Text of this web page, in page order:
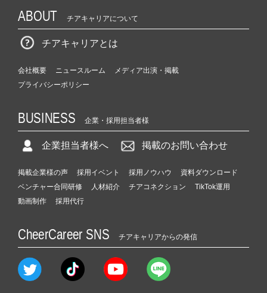
ABOUT チアキャリアについて
チアキャリアとは
会社概要 ニュースルーム
メディア出演・掲載
プライバシーポリシー
BUSINESS 企業・採用担当者様
企業担当者様へ 掲載のお問い合わせ
掲載企業様の声 採用イベント 採用ノウハウ
資料ダウンロード
ベンチャー合同研修
人材紹介 チアコネクション
TikTok運用
動画制作
採用代行
CheerCareer SNS チアキャリアからの発信